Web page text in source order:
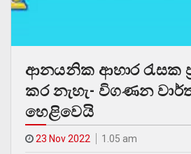
ආනයනික ආහාර රැසක
කර නැහැ- විගණන
හෙළිවෙයි
23 Nov 2022 1.05 am